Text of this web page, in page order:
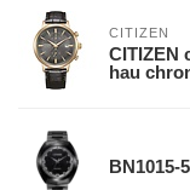
CITIZEN
CITIZEN
hau
BN1015-